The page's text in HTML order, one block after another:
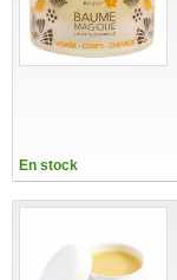
En stock